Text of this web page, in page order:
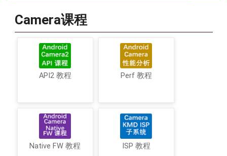
Camera课程
API2 教程 Perf 教程
Native FW 教程 ISP 教程